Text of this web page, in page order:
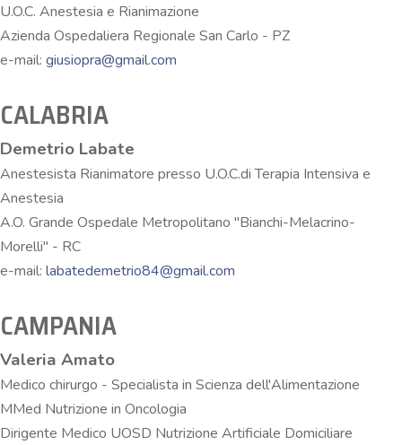
U.O.C. Anestesia e Rianimazione
Azienda Ospedaliera Regionale San Carlo - PZ
e-mail: giusiopra@gmail.com
CALABRIA
Demetrio Labate
Anestesista Rianimatore presso U.O.C.di Terapia Intensiva e
Anestesia
A.O. Grande Ospedale Metropolitano "Bianchi-Melacrino-
Morelli" - RC
e-mail: labatedemetrio84@gmail.com
CAMPANIA
Valeria Amato
Medico chirurgo - Specialista in Scienza dell'Alimentazione
MMed Nutrizione in Oncologia
Dirigente Medico UOSD Nutrizione Artificiale Domiciliare